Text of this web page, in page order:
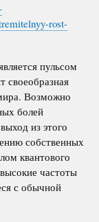
rost-
пульсом
своеобразная
Возможно
болей
из этого
собственных
квантового
частоты
с обычной